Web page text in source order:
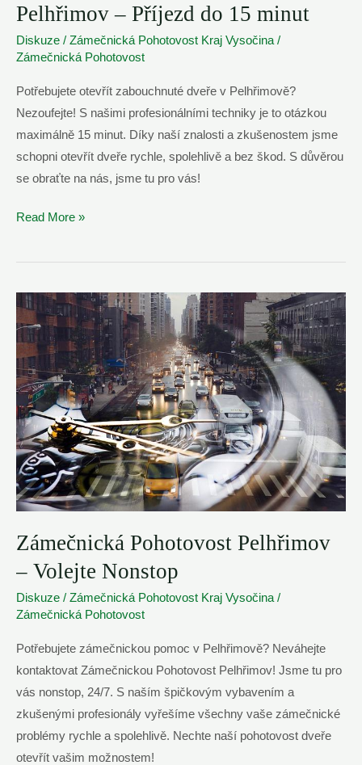
Pelhřimov – Příjezd do 15 minut
Diskuze / Zámečnická Pohotovost Kraj Vysočina /
Zámečnická Pohotovost
Potřebujete otevřít zabouchnuté dveře v Pelhřimově?
Nezoufejte! S našimi profesionálními techniky je to otázkou
maximálně 15 minut. Díky naší znalosti a zkušenostem jsme
schopni otevřít dveře rychle, spolehlivě a bez škod. S důvěrou
se obraťte na nás, jsme tu pro vás!
Otevření
Dveří
–
Příjezd
do
15
minut
Read More »
Zámečnická Pohotovost Pelhřimov
– Volejte Nonstop
Diskuze / Zámečnická Pohotovost Kraj Vysočina /
Zámečnická Pohotovost
Potřebujete zámečnickou pomoc v Pelhřimově? Neváhejte
kontaktovat Zámečnickou Pohotovost Pelhřimov! Jsme tu pro
vás nonstop, 24/7. S naším špičkovým vybavením a
zkušenými profesionály vyřešíme všechny vaše zámečnické
problémy rychle a spolehlivě. Nechte naší pohotovost dveře
otevřít vašim možnostem!